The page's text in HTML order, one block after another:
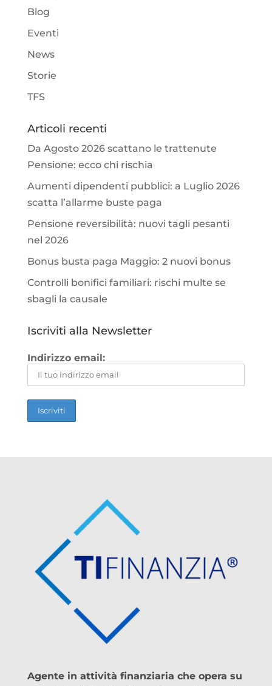
Blog
Eventi
News
Storie
TFS
Articoli recenti
Da Agosto 2026 scattano le trattenute
Pensione: ecco chi rischia
Aumenti dipendenti pubblici: a Luglio 2026
scatta l’allarme buste paga
Pensione reversibilità: nuovi tagli pesanti
nel 2026
Bonus busta paga Maggio: 2 nuovi bonus
Controlli bonifici familiari: rischi multe se
sbagli la causale
Iscriviti alla Newsletter
Indirizzo email:
Agente in attività finanziaria che opera su